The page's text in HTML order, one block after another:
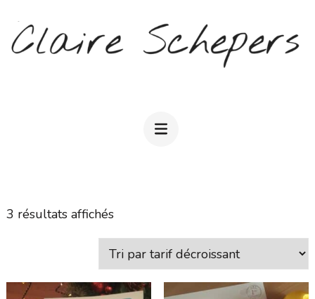
contenu
3 résultats affichésTrié
par
prix
décroissant